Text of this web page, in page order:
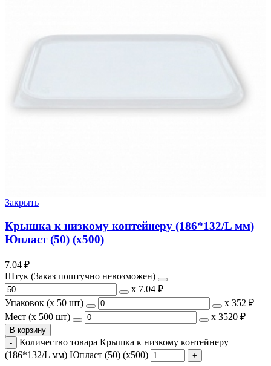
Закрыть
Крышка к низкому контейнеру (186*132/L мм)
Юпласт (50) (х500)
7.04 ₽
Штук (Заказ поштучно невозможен)
х 7.04 ₽
Упаковок (x 50 шт)
х 352 ₽
Мест (x 500 шт)
х 3520 ₽
В корзину
Количество товара Крышка к низкому контейнеру
(186*132/L мм) Юпласт (50) (х500)